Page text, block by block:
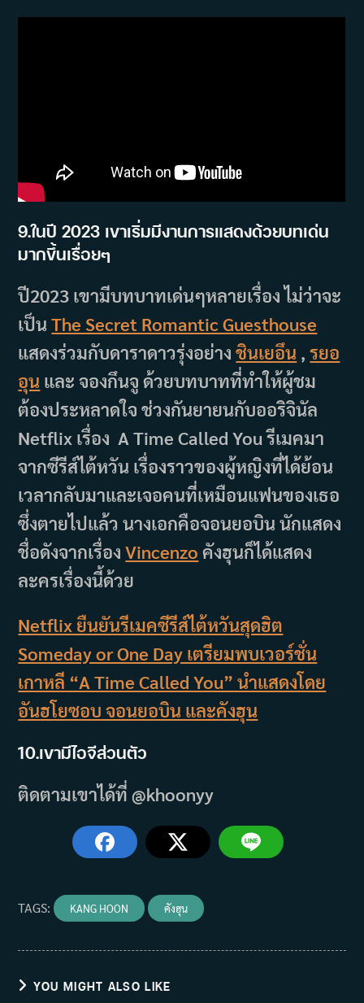
9.ในปี 2023 เขาเริ่มมีงานการแสดงด้วยบทเด่น
มากขึ้นเรื่อยๆ
ปี2023 เขามีบทบาทเด่นๆหลายเรื่อง ไม่ว่าจะ
เป็นThe Secret Romantic Guesthouse
แสดงร่วมกับดาราดาวรุ่งอย่างชินเยอึน ,รยอ
อุน และ จองกึนจู ด้วยบทบาทที่ทำให้ผู้ชม
ต้องประหลาดใจ ช่วงกันยายนกับออริจินัล
Netflix เรื่อง A Time Called You รีเมคมา
จากซีรีส์ไต้หวัน เรื่องราวของผู้หญิงที่ได้ย้อน
เวลากลับมาและเจอคนที่เหมือนแฟนของเธอ
ซึ่งตายไปแล้ว นางเอกคือจอนยอบิน นักแสดง
ชื่อดังจากเรื่องVincenzo คังฮุนก็ได้แสดง
ละครเรื่องนี้ด้วย
Netflix ยืนยันรีเมคซีรีส์ไต้หวันสุดฮิต
Someday or One Day เตรียมพบเวอร์ชั่น
เกาหลี “A Time Called You” นำแสดงโดย
อันฮโยซอบ จอนยอบิน และคังฮุน
10.เขามีไอจีส่วนตัว
ติดตามเขาได้ที่ @khoonyy
TAGS: KANG HOON คังฮุน
YOU MIGHT ALSO LIKE